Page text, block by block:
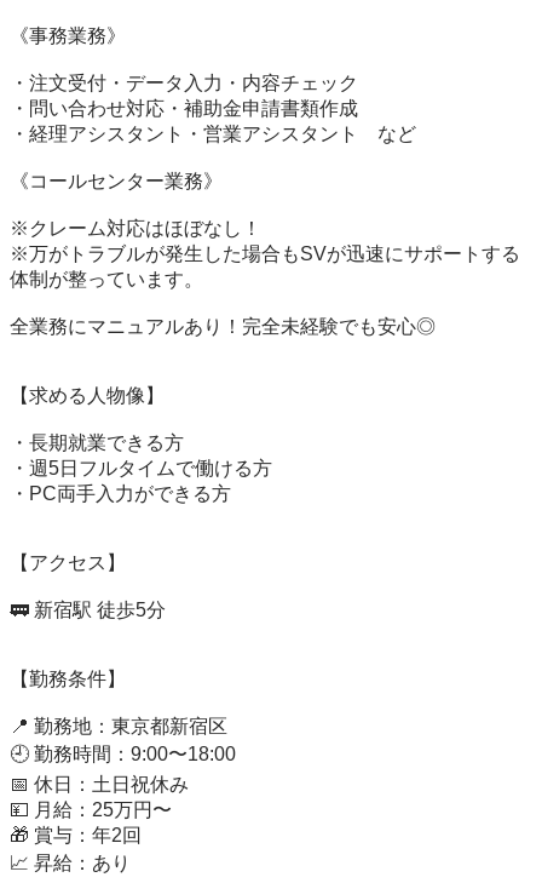
《事務業務》
・注文受付・データ入力・内容チェック
・問い合わせ対応・補助金申請書類作成
・経理アシスタント・営業アシスタント　など
《コールセンター業務》
※クレーム対応はほぼなし！
※万がトラブルが発生した場合もSVが迅速にサポートする
体制が整っています。
全業務にマニュアルあり！完全未経験でも安心◎
【求める人物像】
・長期就業できる方
・週5日フルタイムで働ける方
・PC両手入力ができる方
【アクセス】
🚃 新宿駅 徒歩5分
【勤務条件】
📍 勤務地：東京都新宿区
🕘 勤務時間：9:00〜18:00
📅 休日：土日祝休み
💴 月給：25万円〜
🎁 賞与：年2回
📈 昇給：あり